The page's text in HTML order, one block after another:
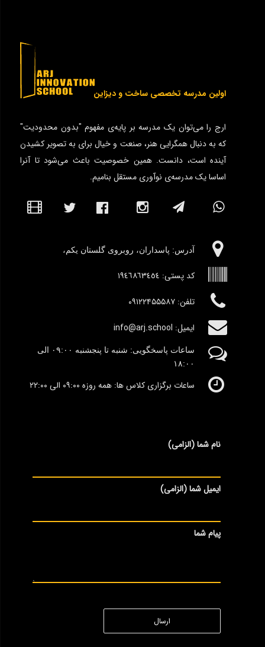
اولین مدرسه تخصصی ساخت و دیزاین
ارج را می‌توان یک مدرسه بر پایه‌ی مفهوم "بدون محدودیت"
که به دنبال همگرایی هنر، صنعت و خیال برای به تصویر کشیدن
آینده است، دانست. همین خصوصیت باعث می‌شود تا آنرا
اساسا یک مدرسه‌ی نوآوری مستقل بنامیم.
آدرس:‌ پاسداران، روبروی گلستان یکم،
کد پستی: ١٩٤٦٨٦٣٤٥٤
تلفن: ۰۹۱۲۲۴۵۵۵۸۷
ایمیل: info@arj.school
ساعات پاسخگویی: شنبه تا پنجشنبه ٠۹:۰۰ الی
١٨:٠٠
ساعات برگزاری کلاس ها: همه روزه ۰۹:۰۰ الی ۲۲:۰۰
نام شما (الزامی)
ایمیل شما (الزامی)
پیام شما
ارسال